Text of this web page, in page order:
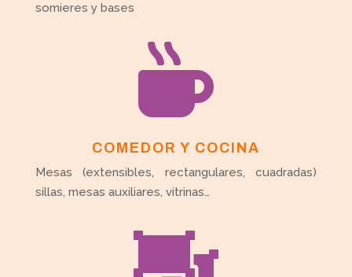
somieres y bases

COMEDOR Y COCINA
Mesas (extensibles, rectangulares, cuadradas)
sillas, mesas auxiliares, vitrinas…